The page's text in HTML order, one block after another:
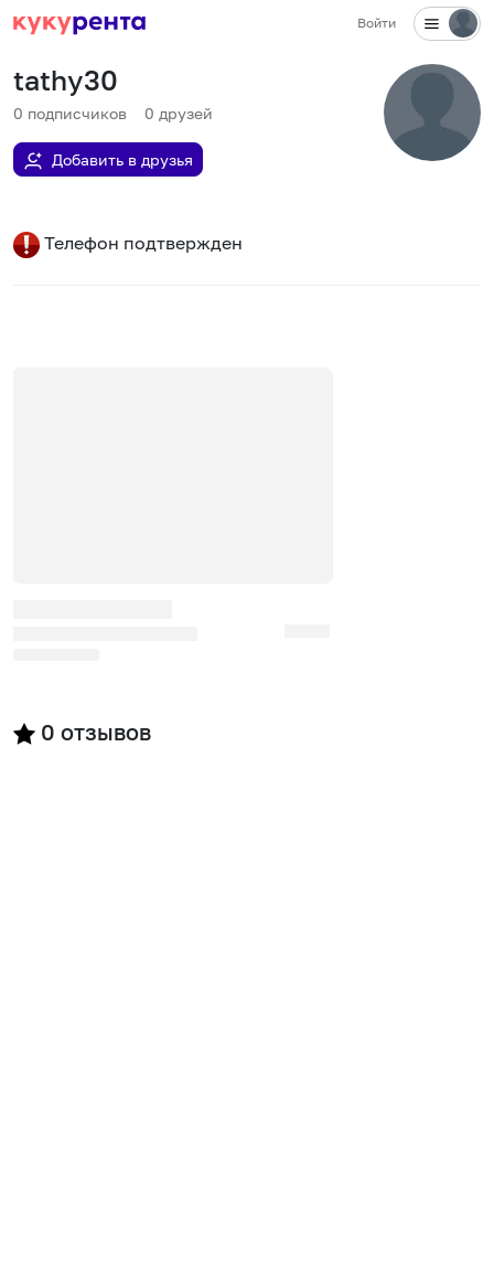
Войти
tathy30
0 подписчиков 0 друзей
Добавить в друзья
Телефон подтвержден
0 отзывов